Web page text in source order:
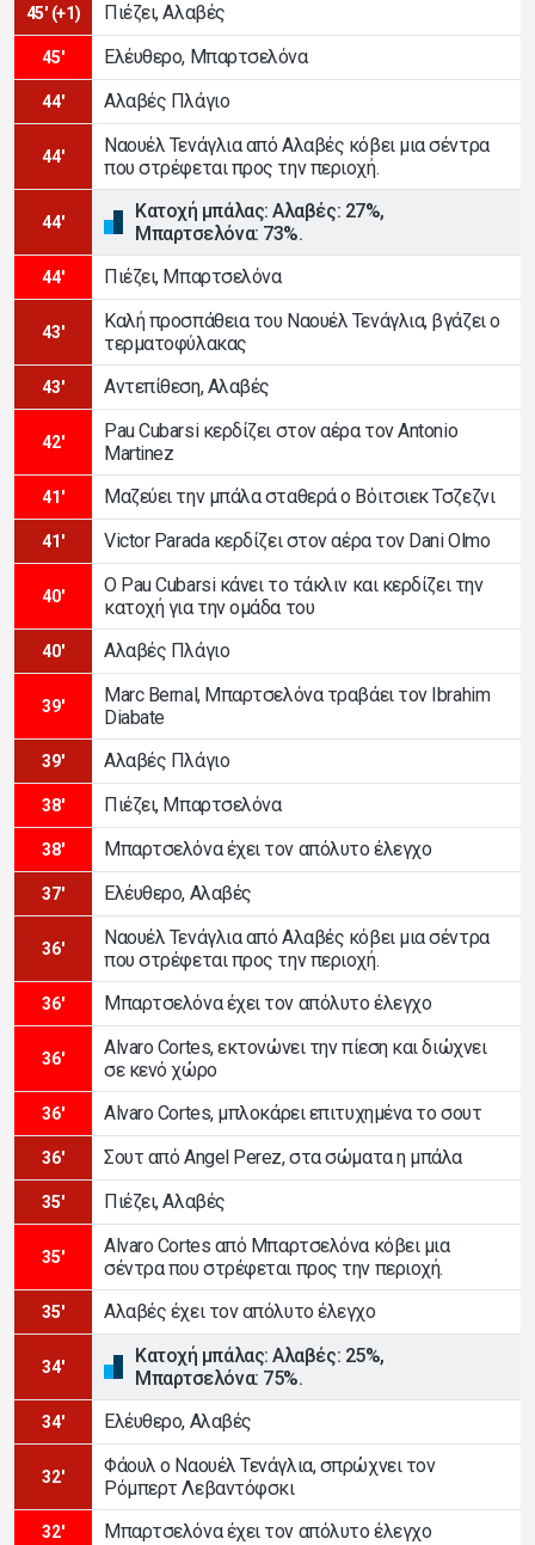
45' (+1) Πιέζει, Αλαβές
45' Ελέυθερο, Μπαρτσελόνα
44' Αλαβές Πλάγιο
44'
Ναουέλ Τενάγλια από Αλαβές κόβει μια σέντρα
που στρέφεται προς την περιοχή.
44'
Κατοχή μπάλας: Αλαβές: 27%,
Μπαρτσελόνα: 73%.
44' Πιέζει, Μπαρτσελόνα
43'
Καλή προσπάθεια του Ναουέλ Τενάγλια, βγάζει ο
τερματοφύλακας
43' Αντεπίθεση, Αλαβές
42'
Pau Cubarsi κερδίζει στον αέρα τον Antonio
Martinez
41' Μαζεύει την μπάλα σταθερά ο Βόιτσιεκ Τσζεζνι
41' Victor Parada κερδίζει στον αέρα τον Dani Olmo
40'
Ο Pau Cubarsi κάνει το τάκλιν και κερδίζει την
κατοχή για την ομάδα του
40' Αλαβές Πλάγιο
39'
Marc Bernal, Μπαρτσελόνα τραβάει τον Ibrahim
Diabate
39' Αλαβές Πλάγιο
38' Πιέζει, Μπαρτσελόνα
38' Μπαρτσελόνα έχει τον απόλυτο έλεγχο
37' Ελέυθερο, Αλαβές
36'
Ναουέλ Τενάγλια από Αλαβές κόβει μια σέντρα
που στρέφεται προς την περιοχή.
36' Μπαρτσελόνα έχει τον απόλυτο έλεγχο
36'
Alvaro Cortes, εκτονώνει την πίεση και διώχνει
σε κενό χώρο
36' Alvaro Cortes, μπλοκάρει επιτυχημένα το σουτ
36' Σουτ από Angel Perez, στα σώματα η μπάλα
35' Πιέζει, Αλαβές
35'
Alvaro Cortes από Μπαρτσελόνα κόβει μια
σέντρα που στρέφεται προς την περιοχή.
35' Αλαβές έχει τον απόλυτο έλεγχο
34'
Κατοχή μπάλας: Αλαβές: 25%,
Μπαρτσελόνα: 75%.
34' Ελέυθερο, Αλαβές
32'
Φάουλ ο Ναουέλ Τενάγλια, σπρώχνει τον
Ρόμπερτ Λεβαντόφσκι
32' Μπαρτσελόνα έχει τον απόλυτο έλεγχο